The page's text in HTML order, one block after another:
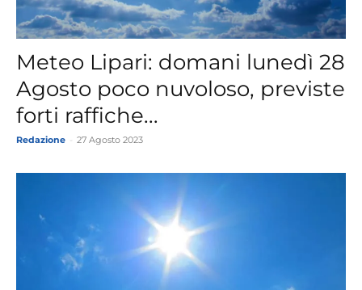
Meteo Lipari: domani lunedì 28
Agosto poco nuvoloso, previste
forti raffiche...
Redazione 27 Agosto 2023